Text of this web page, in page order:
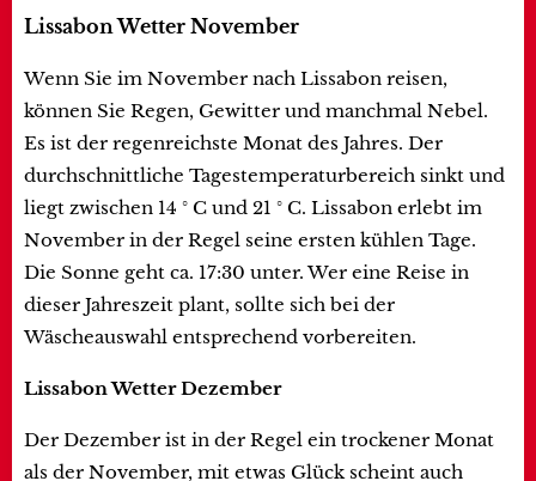
Lissabon Wetter November
Wenn Sie im November nach Lissabon reisen,
können Sie Regen, Gewitter und manchmal Nebel.
Es ist der regenreichste Monat des Jahres. Der
durchschnittliche Tagestemperaturbereich sinkt und
liegt zwischen 14 ° C und 21 ° C. Lissabon erlebt im
November in der Regel seine ersten kühlen Tage.
Die Sonne geht ca. 17:30 unter. Wer eine Reise in
dieser Jahreszeit plant, sollte sich bei der
Wäscheauswahl entsprechend vorbereiten.
Lissabon Wetter Dezember
Der Dezember ist in der Regel ein trockener Monat
als der November, mit etwas Glück scheint auch